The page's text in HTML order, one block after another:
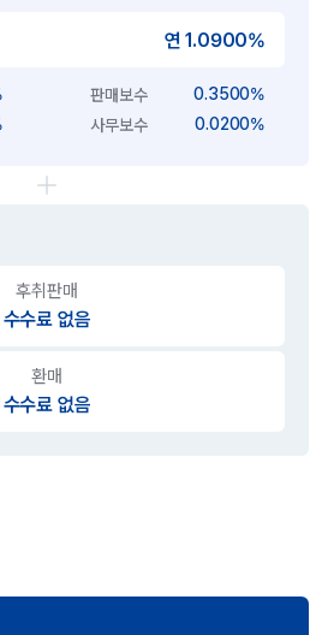
연 1.0900%
판매보수
0.3500%
사무보수 0.0200%
후취판매
수수료 없음
환매
수수료 없음